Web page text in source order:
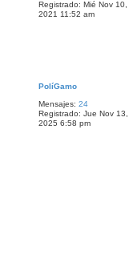
Registrado: Mié Nov 10,
2021 11:52 am
PolíGamo
Mensajes: 24
Registrado: Jue Nov 13,
2025 6:58 pm